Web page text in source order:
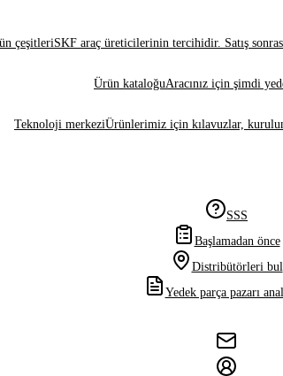
çeşitleriSKF araç üreticilerinin tercihidir. Satış
Ürün kataloğuAracınız için şimdi
Teknoloji merkeziÜrünlerimiz için kılavuzlar,
SSS
Başlamadan önce
Distribütörleri bul
Yedek parça pazarı